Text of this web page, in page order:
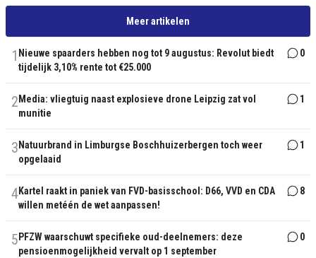
Meer artikelen
1 Nieuwe spaarders hebben nog tot 9 augustus: Revolut biedt
tijdelijk 3,10% rente tot €25.000
0
2 Media: vliegtuig naast explosieve drone Leipzig zat vol
munitie
1
3 Natuurbrand in Limburgse Boschhuizerbergen toch weer
opgelaaid
1
4Kartel raakt in paniek van FVD-basisschool: D66, VVD en CDA
willen metéén de wet aanpassen!
8
5 PFZW waarschuwt specifieke oud-deelnemers: deze
pensioenmogelijkheid vervalt op 1 september
0